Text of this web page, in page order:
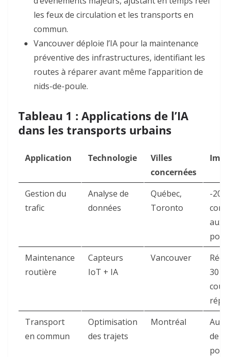
les feux de circulation et les transports en
commun.
Vancouverdéploie l’IA pour la maintenance
préventive des infrastructures, identifiant les
routes à réparer avant même l’apparition de
nids-de-poule.
Tableau 1 : Applications de l’IA
dans les transports urbains
Application Technologie
Villes
concernées
Gestion du
trafic
Analyse de
données
Québec,
Toronto
-20
aux
Maintenance
routière
Capteurs
IoT + IA
Vancouver
30
Transport
en commun
Optimisation
des trajets
Montréal
de